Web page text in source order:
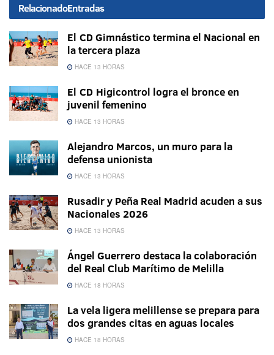
RelacionadoEntradas
El CD Gimnástico termina el Nacional en
la tercera plaza
HACE 13 HORAS
El CD Higicontrol logra el bronce en
juvenil femenino
HACE 13 HORAS
Alejandro Marcos, un muro para la
defensa unionista
HACE 13 HORAS
Rusadir y Peña Real Madrid acuden a sus
Nacionales 2026
HACE 13 HORAS
Ángel Guerrero destaca la colaboración
del Real Club Marítimo de Melilla
HACE 18 HORAS
La vela ligera melillense se prepara para
dos grandes citas en aguas locales
HACE 18 HORAS